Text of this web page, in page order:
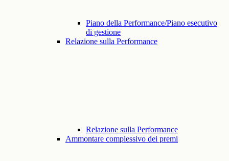
Piano della Performance/Piano esecutivo
di gestione
Relazione sulla Performance
Relazione sulla Performance
Ammontare complessivo dei premi